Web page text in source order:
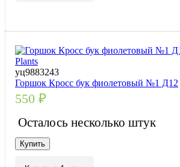
уц9883243
Горшок Кросс бук фиолетовый №1 Д12
550 ₽
Осталось несколько штук
Купить